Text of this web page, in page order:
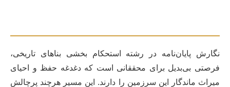
نگارش پایان‌نامه در رشته استحکام بخشی بناهای تاریخی،
فرصتی بی‌بدیل برای محققانی است که دغدغه حفظ و احیای
میراث ماندگار این سرزمین را دارند. این مسیر هرچند پرچالش